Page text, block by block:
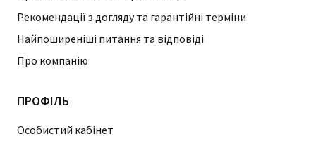
Рекомендації з догляду та гарантійні терміни
Найпоширеніші питання та відповіді
Про компанію
ПРОФІЛЬ
Особистий кабінет